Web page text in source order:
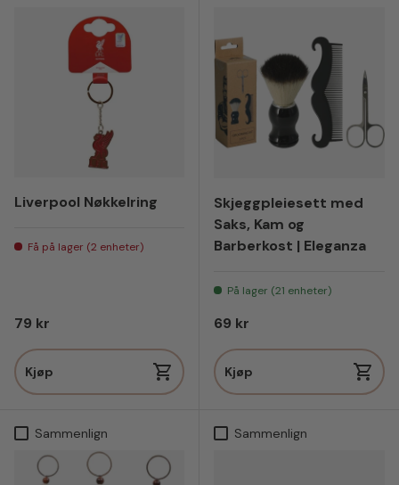
Liverpool Nøkkelring
Få på lager (2 enheter)
Vanlig pris
79 kr
Kjøp
Skjeggpleiesett med
Saks, Kam og
Barberkost | Eleganza
På lager (21 enheter)
Vanlig pris
69 kr
Kjøp
Sammenlign Sammenlign